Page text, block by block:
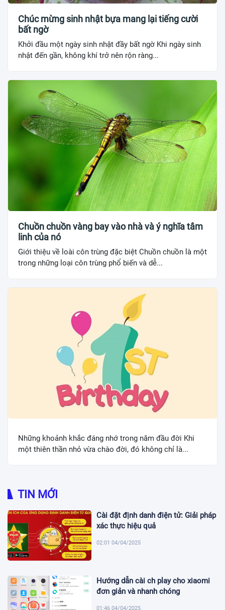
Chúc mừng sinh nhật bựa mang lại tiếng cười
bất ngờ
Khởi đầu một ngày sinh nhật đầy bất ngờ Khi ngày sinh
nhật đến gần, không khí trở nên rộn ràng...
Chuồn chuồn vàng bay vào nhà và ý nghĩa tâm
linh của nó
Giới thiệu về loài côn trùng đặc biệt Chuồn chuồn là một
trong những loại côn trùng phổ biến và dễ...
Những khoảnh khắc đáng nhớ trong năm đầu đời Khi
một thiên thần nhỏ vừa chào đời, đó không chỉ là...
TIN MỚI
Cài đặt định danh điện tử: Giải pháp
xác thực hiệu quả
02:01 04/04/2025
Hướng dẫn cài ch play cho xiaomi
đơn giản và nhanh chóng
01:46 04/04/2025